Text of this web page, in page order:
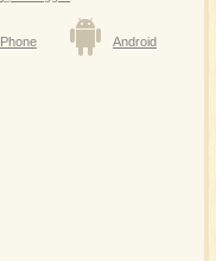
IPhone Android